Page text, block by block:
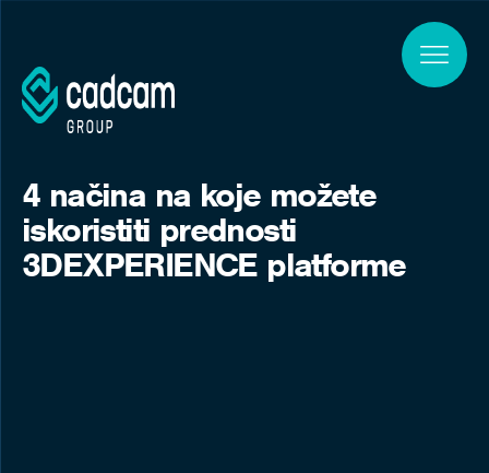
4 načina na koje možete
iskoristiti prednosti
3DEXPERIENCE platforme